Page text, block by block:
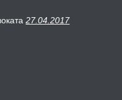
27.04.2017